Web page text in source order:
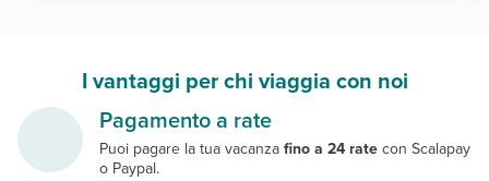
I vantaggi per chi viaggia con noi
Pagamento a rate
Puoi pagare la tua vacanza fino a 24 rate con Scalapay
o Paypal.